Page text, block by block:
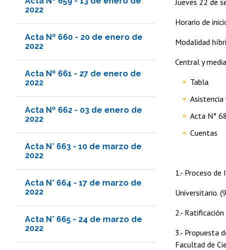
2022
Acta Nº 660 - 20 de enero de
2022
Acta Nº 661 - 27 de enero de
2022
Acta Nº 662 - 03 de enero de
2022
Acta N° 663 - 10 de marzo de
2022
Acta N° 664 - 17 de marzo de
2022
Acta N° 665 - 24 de marzo de
2022
Horario de
Modalidad
Central y
Tabla
Asistencia
Acta N°
Cuentas
1.- Proceso de
Universitario.
2.-
3.- Propuesta
Facultad de